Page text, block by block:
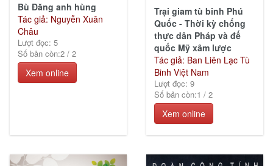
Bù Đăng anh hùng
Tác giả: Nguyễn Xuân
Châu
Lượt đọc: 5
Số bản còn:2/2
Xem online
Trại giam tù binh Phú
Quốc - Thời kỳ chống
thực dân Pháp và đế
quốc Mỹ xâm lược
Tác giả: Ban Liên Lạc Tù
Binh Việt Nam
Lượt đọc: 9
Số bản còn:1 /2
Xem online